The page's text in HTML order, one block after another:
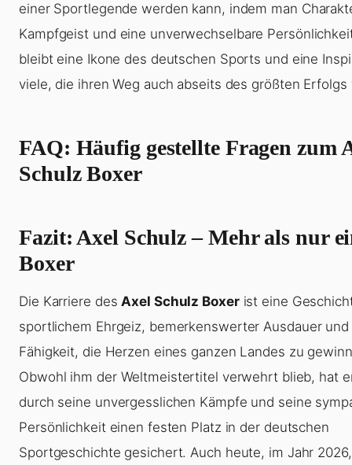
einer Sportlegende werden kann, indem man
Kampfgeist und eine unverwechselbare
bleibt eine Ikone des deutschen Sports und eine
viele, die ihren Weg auch abseits des größten Erfolgs
FAQ: Häufig gestellte Fragen zum
Schulz Boxer
Fazit: Axel Schulz – Mehr als nur
Boxer
Die Karriere desAxel Schulz Boxerist eine
sportlichem Ehrgeiz, bemerkenswerter Ausdauer und
Fähigkeit, die Herzen eines ganzen Landes zu
Obwohl ihm der Weltmeistertitel verwehrt blieb, hat
durch seine unvergesslichen Kämpfe und seine
Persönlichkeit einen festen Platz in der deutschen
Sportgeschichte gesichert. Auch heute, im Jahr